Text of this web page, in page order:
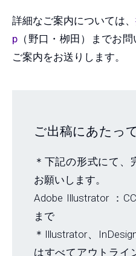
詳細なご案内については、
p （野口・栁田）までお
ご案内をお送りします。
ご出稿にあたっ
＊下記の形式にて、
お願いします。
Adobe Illustrator ：
まで
＊Illustrator、
はすべてアウトライ